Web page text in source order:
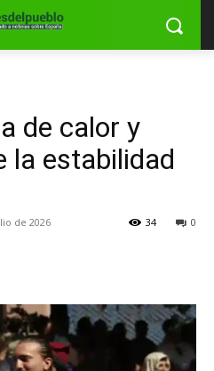
de calor y
la estabilidad
de 2026 0
34